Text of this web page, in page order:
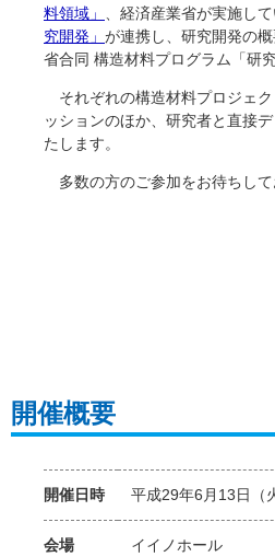
料領域」
、経済産業省が実施し
究開発」 が連携し、研究開発の
省合同 構造材料プログラム「研
それぞれの構造材料プロジェ
ッションのほか、研究者と直接
たします。
多数の方のご参加をお待ちして
開催概要
開催日時 平成29年6月13日（
会場
イイノホール